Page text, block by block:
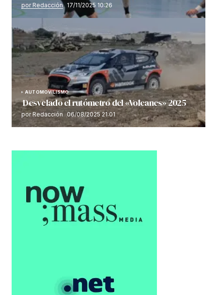
por Redacción 17/11/2025 10:26
AUTOMOVILISMO
Desvelado el rutómetro del «Volcanes» 2025
por Redacción 06/08/2025 21:01